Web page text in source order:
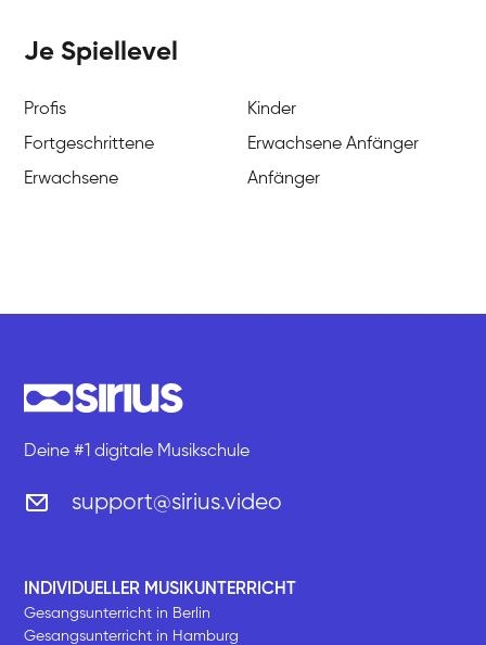
Je Spiellevel
Profis
Kinder
Fortgeschrittene
Erwachsene Anfänger
Erwachsene
Anfänger
Deine #1 digitale Musikschule
support@sirius.video
INDIVIDUELLER MUSIKUNTERRICHT
Gesangsunterricht in Berlin
Gesangsunterricht in Hamburg